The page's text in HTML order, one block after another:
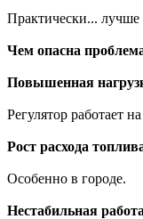
Практически... лучше
Чем опасна
Повышенная
Регулятор работает
Рост расхода
Особенно в городе.
Нестабильная